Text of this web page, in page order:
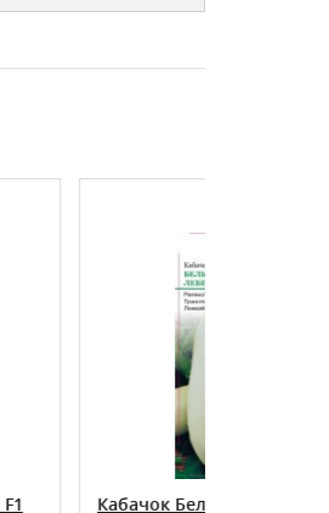
лебедь® седек